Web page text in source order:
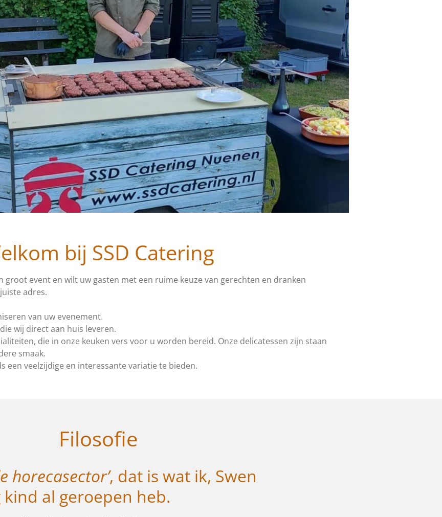
bij SSD Catering
event en wilt uw gasten met een ruime keuze van gerechten en dranken
adres.
van uw evenement.
wij direct aan huis leveren.
die in onze keuken vers voor u worden bereid. Onze delicatessen zijn staan
smaak.
een veelzijdige en interessante variatie te bieden.
Filosofie
horecasector’, dat is wat ik, Swen
kind al geroepen heb.